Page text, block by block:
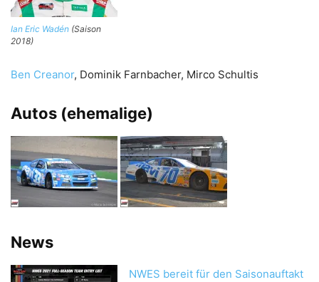
Ian Eric Wadén (Saison
2018)
Ben Creanor, Dominik Farnbacher, Mirco Schultis
Autos (ehemalige)
News
NWES bereit für den Saisonauftakt